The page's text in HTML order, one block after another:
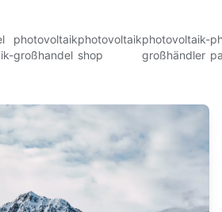
photovoltaik
großhandel
photovoltaik
shop
photovoltaik-
großhändler